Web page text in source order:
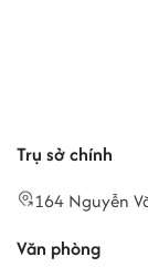
Trụ sở chính
164 Nguyễn
Văn phòng